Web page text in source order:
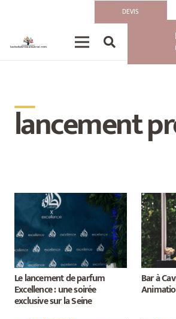
DEVIS
__
lancement
Le lancement de parfum
Excellence : une soirée
exclusive sur la Seine
Bar à